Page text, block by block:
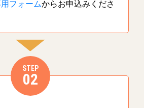
フォームからお申込みくださ
STEP
02